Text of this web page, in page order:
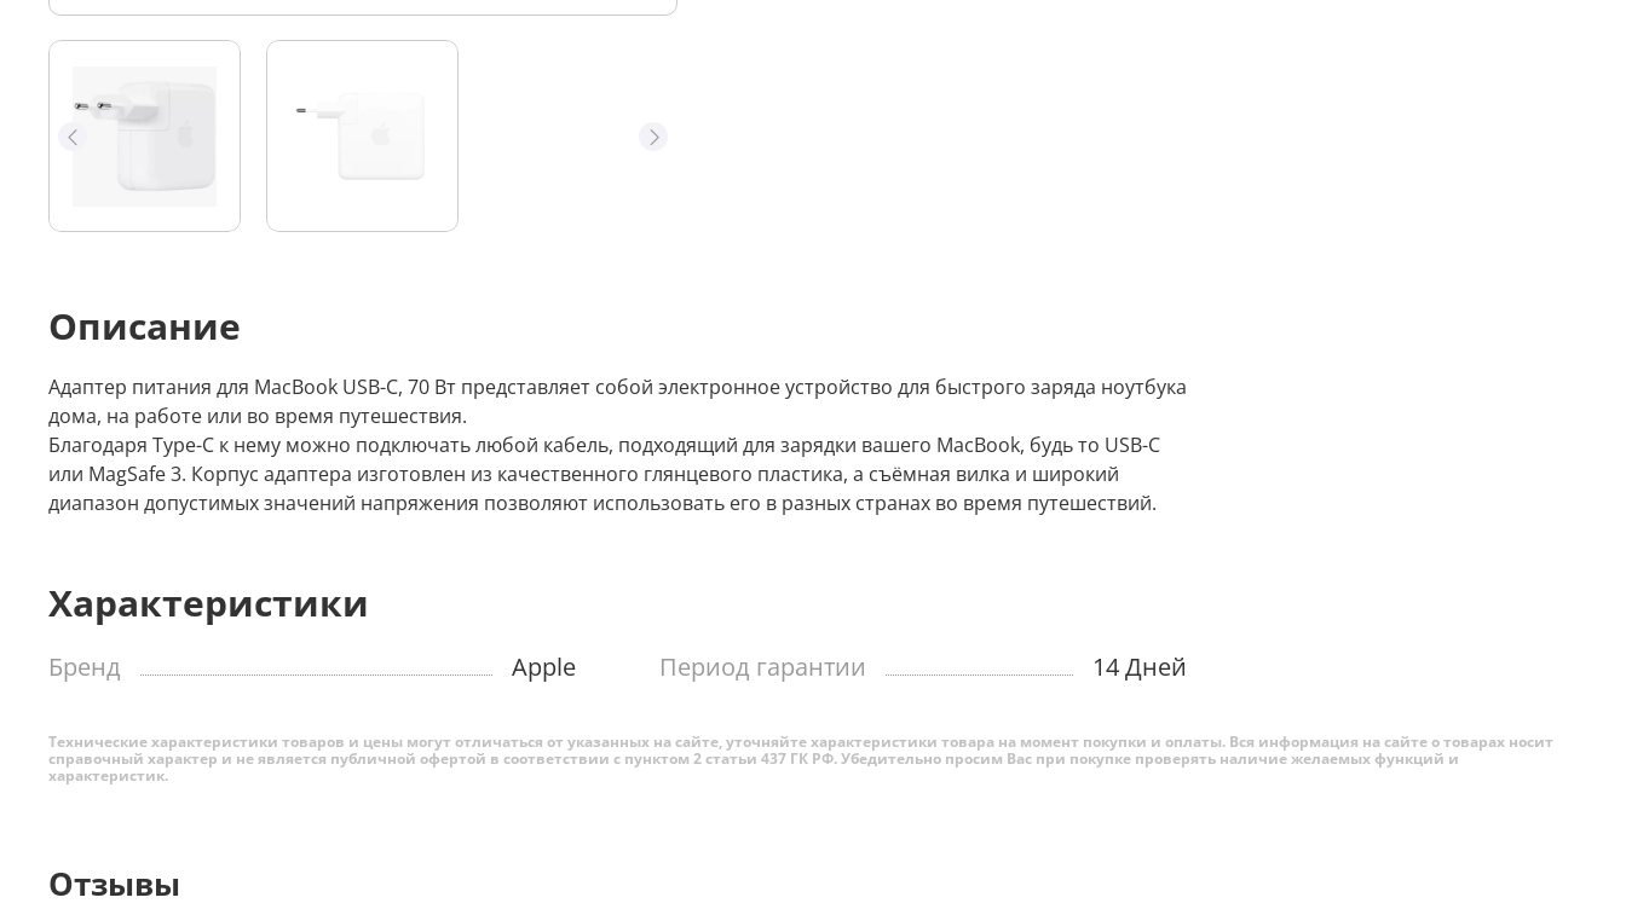
Описание
Адаптер питания для MacBook USB-C, 70 Вт представляет собой электронное устройство для быстрого заряда ноутбука
дома, на работе или во время путешествия.
Благодаря Type-C к нему можно подключать любой кабель, подходящий для зарядки вашего MacBook, будь то USB-С
или MagSafe 3. Корпус адаптера изготовлен из качественного глянцевого пластика, а съёмная вилка и широкий
диапазон допустимых значений напряжения позволяют использовать его в разных странах во время путешествий.
Характеристики
Бренд Apple Период гарантии 14 Дней
Технические характеристики товаров и цены могут отличаться от указанных на сайте, уточняйте характеристики товара на момент покупки и оплаты. Вся информация на сайте о товарах носит
справочный характер и не является публичной офертой в соответствии с пунктом 2 статьи 437 ГК РФ. Убедительно просим Вас при покупке проверять наличие желаемых функций и
характеристик.
Отзывы